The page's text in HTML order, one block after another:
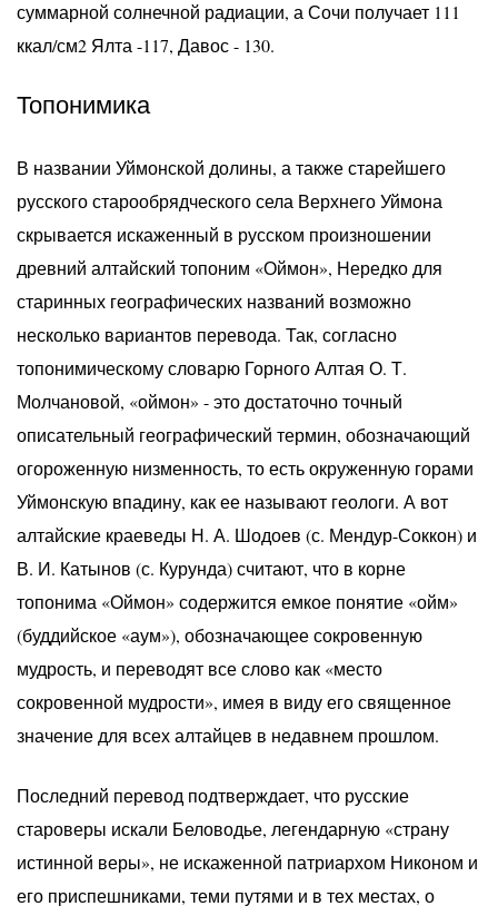
суммарной солнечной радиации, а Сочи получает 111
ккал/см2 Ялта -117, Давос - 130.
Топонимика
В названии Уймонской долины, а также старейшего
русского старообрядческого села Верхнего Уймона
скрывается искаженный в русском произношении
древний алтайский топоним «Оймон», Нередко для
старинных географических названий возможно
несколько вариантов перевода. Так, согласно
топонимическому словарю Горного Алтая О. Т.
Молчановой, «оймон» - это достаточно точный
описательный географический термин, обозначающий
огороженную низменность, то есть окруженную горами
Уймонскую впадину, как ее называют геологи. А вот
алтайские краеведы Н. А. Шодоев (с. Мендур-Соккон) и
В. И. Катынов (с. Курунда) считают, что в корне
топонима «Оймон» содержится емкое понятие «ойм»
(буддийское «аум»), обозначающее сокровенную
мудрость, и переводят все слово как «место
сокровенной мудрости», имея в виду его священное
значение для всех алтайцев в недавнем прошлом.
Последний перевод подтверждает, что русские
староверы искали Беловодье, легендарную «страну
истинной веры», не искаженной патриархом Никоном и
его приспешниками, теми путями и в тех местах, о